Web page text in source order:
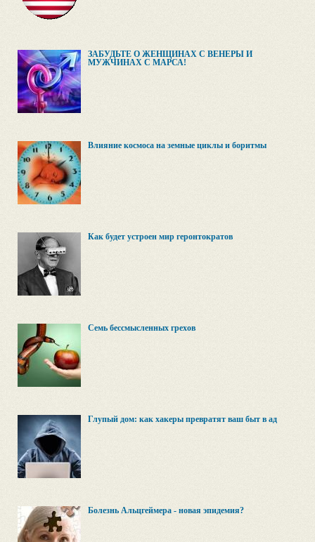
ЗАБУДЬТЕ О ЖЕНЩИНАХ С ВЕНЕРЫ И
МУЖЧИНАХ С МАРСА!
Влияние космоса на земные циклы и боритмы
Как будет устроен мир геронтократов
Семь бессмысленных грехов
Глупый дом: как хакеры превратят ваш быт в ад
Болезнь Альцгеймера - новая эпидемия?